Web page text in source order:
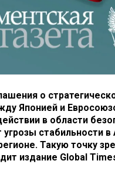
о
Японией и
в области
стабильности в
Такую точку
издание Global